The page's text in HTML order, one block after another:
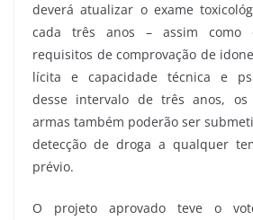
deverá atualizar o exame
cada três anos – assim como
requisitos de comprovação de
lícita e capacidade técnica e
desse intervalo de três anos,
armas também poderão ser
detecção de droga a qualquer
prévio.
O projeto aprovado teve o